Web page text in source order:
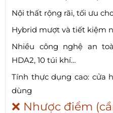
Nội thất rộng rãi, tối ưu
Hybrid mượt và tiết kiệm
Nhiều công nghệ an
HDA2, 10 túi khí…
Tính thực dụng cao: cửa
dùng
❌ Nhược điểm